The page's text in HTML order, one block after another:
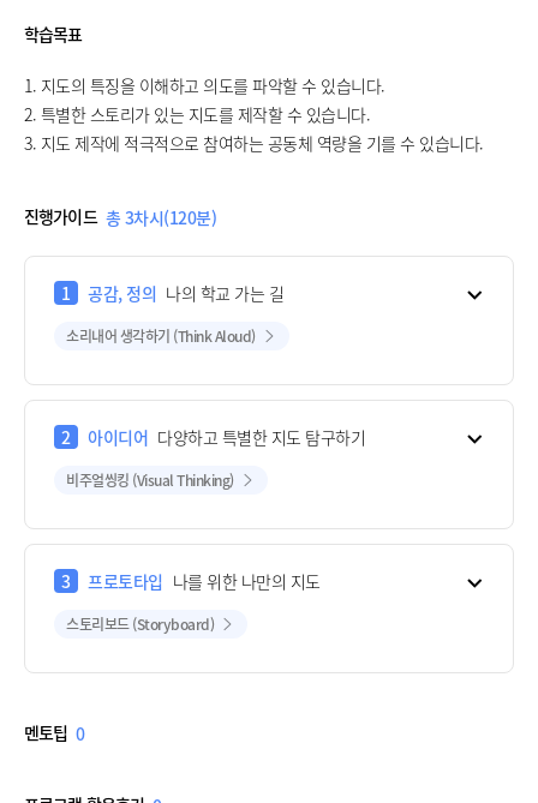
학습목표
1. 지도의 특징을 이해하고 의도를 파악할 수 있습니다.
2. 특별한 스토리가 있는 지도를 제작할 수 있습니다.
3. 지도 제작에 적극적으로 참여하는 공동체 역량을 기를 수 있습니다.
진행가이드 총 3차시(120분)
1 공감, 정의 나의 학교 가는 길
소리내어 생각하기 (Think Aloud)
2 아이디어 다양하고 특별한 지도 탐구하기
비주얼씽킹 (Visual Thinking)
3 프로토타입 나를 위한 나만의 지도
스토리보드 (Storyboard)
멘토팁 0